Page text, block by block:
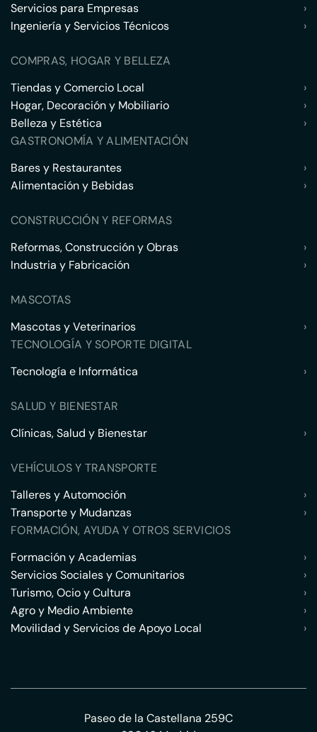
Servicios para Empresas
›
Ingeniería y Servicios Técnicos
›
COMPRAS, HOGAR Y BELLEZA
Tiendas y Comercio Local
›
Hogar, Decoración y Mobiliario
›
Belleza y Estética
›
GASTRONOMÍA Y ALIMENTACIÓN
Bares y Restaurantes
›
Alimentación y Bebidas
›
CONSTRUCCIÓN Y REFORMAS
Reformas, Construcción y Obras
›
Industria y Fabricación
›
MASCOTAS
Mascotas y Veterinarios
›
TECNOLOGÍA Y SOPORTE DIGITAL
Tecnología e Informática
›
SALUD Y BIENESTAR
Clínicas, Salud y Bienestar
›
VEHÍCULOS Y TRANSPORTE
Talleres y Automoción
›
Transporte y Mudanzas
›
FORMACIÓN, AYUDA Y OTROS SERVICIOS
Formación y Academias
›
Servicios Sociales y Comunitarios
›
Turismo, Ocio y Cultura
›
Agro y Medio Ambiente
›
Movilidad y Servicios de Apoyo Local
›
Paseo de la Castellana 259C